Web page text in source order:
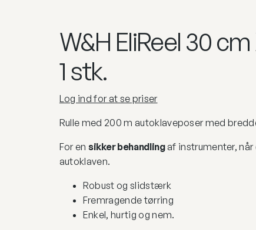
W&H EliReel 30
1 stk.
Log ind for at se priser
Rulle med 200 m autoklaveposer med
For ensikker behandlingaf instrumenter, når
autoklaven.
Robust og slidstærk
Fremragende tørring
Enkel, hurtig og nem.